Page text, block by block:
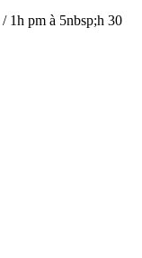
/ 1h pm à 5nbsp;h 30